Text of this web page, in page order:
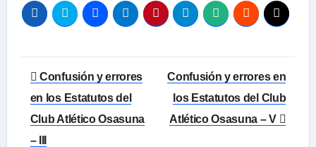
Navegación
de
entradas
Confusión y errores
en los Estatutos del
Club Atlético Osasuna
– III
Confusión y errores en
los Estatutos del Club
Atlético Osasuna – V